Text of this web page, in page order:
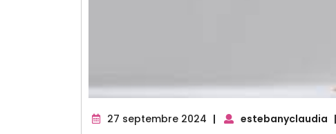
27 septembre 2024 27
| estebanyclaudia |